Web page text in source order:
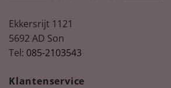
Ekkersrijt 1121
5692 AD Son
Tel: 085-2103543
Klantenservice